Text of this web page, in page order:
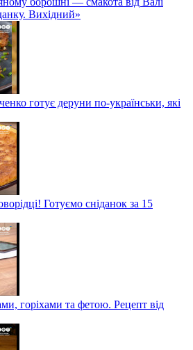
Вихідний»
готує деруни по-українськи, які
Готуємо сніданок за 15
горіхами та фетою. Рецепт від